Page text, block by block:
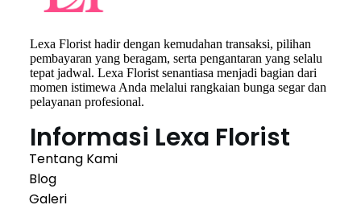
Lexa Florist hadir dengan kemudahan transaksi, pilihan
pembayaran yang beragam, serta pengantaran yang selalu
tepat jadwal. Lexa Florist senantiasa menjadi bagian dari
momen istimewa Anda melalui rangkaian bunga segar dan
pelayanan profesional.
Informasi Lexa Florist
Tentang Kami
Blog
Galeri